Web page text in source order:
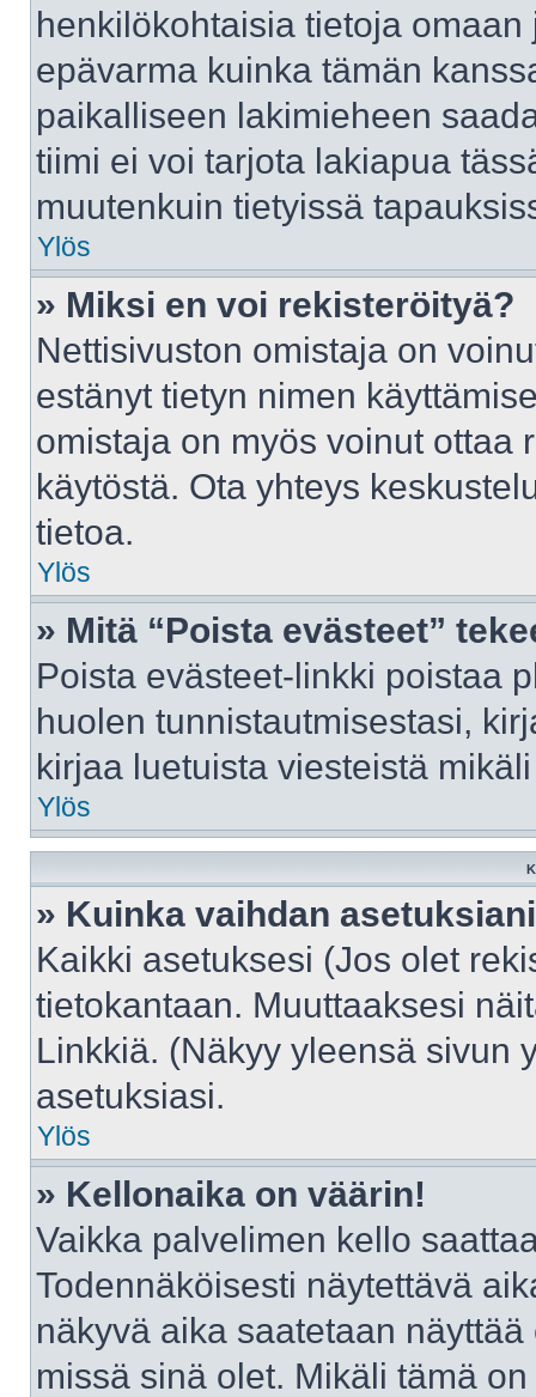
henkilökohtaisia tietoja
epävarma kuinka tämän
paikalliseen lakimieheen
tiimi ei voi tarjota lakiapua
muutenkuin tietyissä
Ylös
» Miksi en voi rekisteröityä?
Nettisivuston omistaja on
estänyt tietyn nimen
omistaja on myös voinut ottaa
käytöstä. Ota yhteys
tietoa.
Ylös
» Mitä “Poista evästeet”
Poista evästeet-linkki poistaa
huolen tunnistautmisestasi,
kirjaa luetuista viesteistä
Ylös
» Kuinka vaihdan
Kaikki asetuksesi (Jos olet
tietokantaan. Muuttaaksesi
Linkkiä. (Näkyy yleensä sivun
asetuksiasi.
Ylös
» Kellonaika on väärin!
Vaikka palvelimen kello
Todennäköisesti näytettävä
näkyvä aika saatetaan
missä sinä olet. Mikäli tämä